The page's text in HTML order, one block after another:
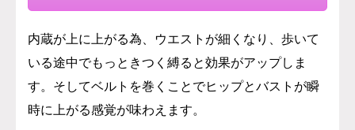
内蔵が上に上がる為、ウエストが細くなり、歩いて
いる途中でもっときつく縛ると効果がアップしま
す。そしてベルトを巻くことでヒップとバストが瞬
時に上がる感覚が味わえます。